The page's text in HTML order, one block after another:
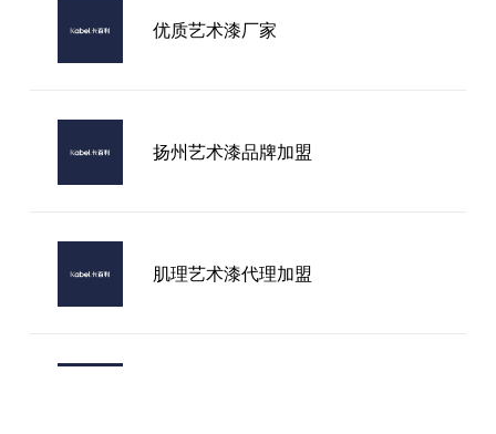
优质艺术漆厂家
扬州艺术漆品牌加盟
肌理艺术漆代理加盟